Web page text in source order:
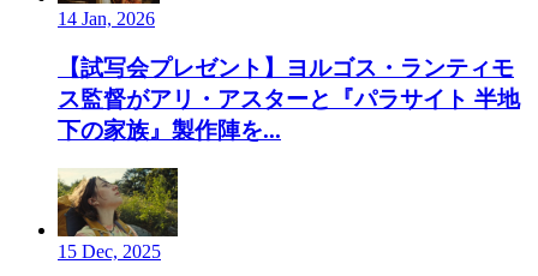
14 Jan, 2026
【試写会プレゼント】ヨルゴス・ランティモ
ス監督がアリ・アスターと『パラサイト 半地
下の家族』製作陣を...
15 Dec, 2025